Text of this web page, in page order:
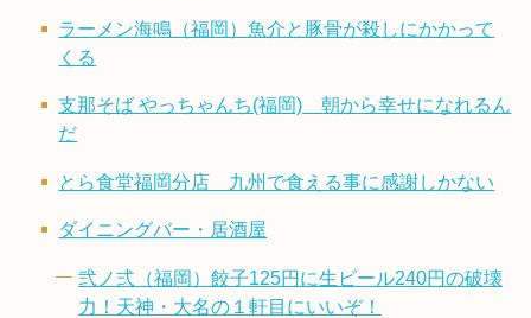
ラーメン海鳴（福岡）魚介と豚骨が殺しにかかって
くる
支那そば やっちゃんち(福岡) 朝から幸せになれるん
だ
とら食堂福岡分店 九州で食える事に感謝しかない
ダイニングバー・居酒屋
弐ノ弍（福岡）餃子125円に生ビール240円の破壊
力！天神・大名の１軒目にいいぞ！